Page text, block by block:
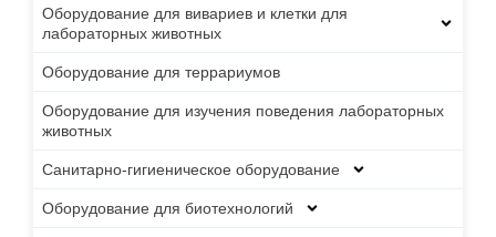
Оборудование для вивариев и клетки для
лабораторных животных
Оборудование для террариумов
Оборудование для изучения поведения лабораторных
животных
Санитарно-гигиеническое оборудование
Оборудование для биотехнологий